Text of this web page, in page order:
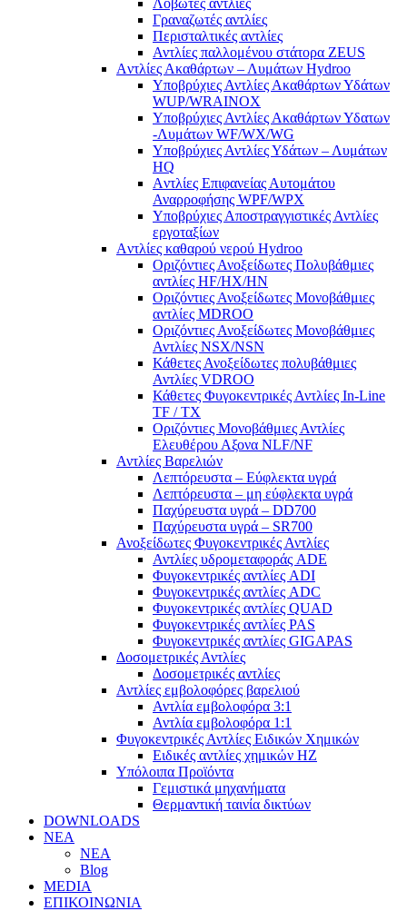
Λοβωτές αντλίες
Γραναζωτές αντλίες
Περισταλτικές αντλίες
Αντλίες παλλομένου στάτορα ZEUS
Aντλίες Ακαθάρτων – Λυμάτων Hydroo
Υποβρύχιες Αντλίες Ακαθάρτων Υδάτων
WUP/WRAINOX
Υποβρύχιες Αντλίες Ακαθάρτων Υδατων
-Λυμάτων WF/WX/WG
Yποβρύχιες Αντλίες Υδάτων – Λυμάτων
ΗQ
Aντλίες Επιφανείας Αυτομάτου
Αναρροφήσης WPF/WPX
Υποβρύχιες Αποστραγγιστικές Αντλίες
εργοταξίων
Aντλίες καθαρού νερού Ηydroo
Οριζόντιες Ανοξείδωτες Πολυβάθμιες
αντλίες ΗF/HX/HN
Οριζόντιες Ανοξείδωτες Μονοβάθμιες
αντλίες ΜDROO
Οριζόντιες Ανοξείδωτες Μονοβάθμιες
Αντλίες ΝSX/NSN
Κάθετες Ανοξείδωτες πολυβάθμιες
Αντλίες VDROO
Κάθετες Φυγοκεντρικές Αντλίες In-Line
TF / TX
Oριζόντιες Μονοβάθμιες Αντλίες
Ελευθέρου Αξονα NLF/NF
Αντλίες Βαρελιών
Λεπτόρευστα – Εύφλεκτα υγρά
Λεπτόρευστα – μη εύφλεκτα υγρά
Παχύρευστα υγρά – DD700
Παχύρευστα υγρά – SR700
Ανοξείδωτες Φυγοκεντρικές Αντλίες
Αντλίες υδρομεταφοράς ADE
Φυγοκεντρικές αντλίες ADI
Φυγοκεντρικές αντλίες ADC
Φυγοκεντρικές αντλίες QUAD
Φυγοκεντρικές αντλίες PAS
Φυγοκεντρικές αντλίες GIGAPAS
Δοσομετρικές Αντλίες
Δοσομετρικές αντλίες
Αντλίες εμβολοφόρες βαρελιού
Αντλία εμβολοφόρα 3:1
Αντλία εμβολοφόρα 1:1
Φυγοκεντρικές Αντλίες Ειδικών Χημικών
Ειδικές αντλίες χημικών ΗΖ
Υπόλοιπα Προϊόντα
Γεμιστικά μηχανήματα
Θερμαντική ταινία δικτύων
DOWNLOADS
ΝΕΑ
ΝΕΑ
Blog
MEDIA
ΕΠΙΚΟΙΝΩΝΙΑ